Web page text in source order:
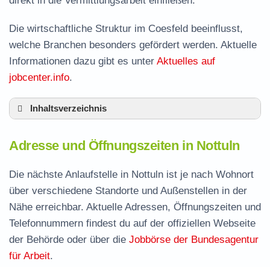
Die wirtschaftliche Struktur im Coesfeld beeinflusst,
welche Branchen besonders gefördert werden. Aktuelle
Informationen dazu gibt es unter Aktuelles auf
jobcenter.info.
Inhaltsverzeichnis
Leistungen der Arbeitsvermittlung in Nottuln
Termin vereinbaren und Bürgergeld beantragen
Jobcenter Coesfeld – zuständige Stelle
Stellenangebote und Jobbörse in Nottuln
Häufige Fragen rund ums Jobcenter
Adresse und Öffnungszeiten in Nottuln
Die nächste Anlaufstelle in Nottuln ist je nach Wohnort
über verschiedene Standorte und Außenstellen in der
Nähe erreichbar. Aktuelle Adressen, Öffnungszeiten und
Telefonnummern findest du auf der offiziellen Webseite
der Behörde oder über die Jobbörse der Bundesagentur
für Arbeit.